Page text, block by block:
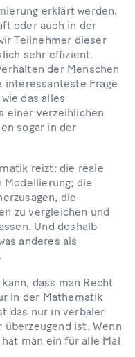
erklärt werden.
oder auch in der
Teilnehmer dieser
sehr effizient.
der Menschen
interessanteste Frage
das alles
einer verzeihlichen
sogar in der
reizt: die reale
Modellierung; die
die
zu vergleichen und
Und deshalb
anderes als
dass man Recht
in der Mathematik
das nur in verbaler
ist. Wenn
man ein für alle Mal